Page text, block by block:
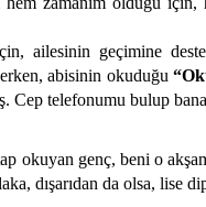
ailesinin geçimine
abisinin okuduğu
Cep telefonumu bulup bana
okuyan genç, beni o
dışarıdan da olsa, lise